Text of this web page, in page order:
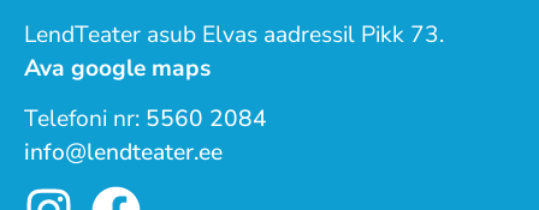
LendTeater asub Elvas aadressil Pikk 73.
Ava google maps
Telefoni nr: 5560 2084
info@lendteater.ee